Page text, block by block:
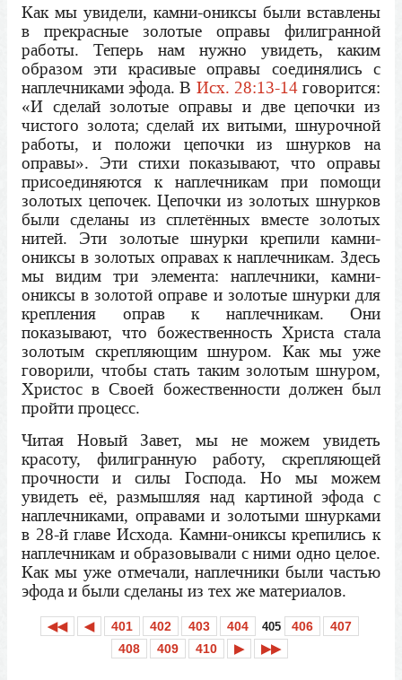
Как мы увидели, камни-ониксы были вставлены
в прекрасные золотые оправы филигранной
работы. Теперь нам нужно увидеть, каким
образом эти красивые оправы соединялись с
наплечниками эфода. В Исх. 28:13-14говорится:
«И сделай золотые оправы и две цепочки из
чистого золота; сделай их витыми, шнурочной
работы, и положи цепочки из шнурков на
оправы». Эти стихи показывают, что оправы
присоединяются к наплечникам при помощи
золотых цепочек. Цепочки из золотых шнурков
были сделаны из сплетённых вместе золотых
нитей. Эти золотые шнурки крепили камни-
ониксы в золотых оправах к наплечникам. Здесь
мы видим три элемента: наплечники, камни-
ониксы в золотой оправе и золотые шнурки для
крепления оправ к наплечникам. Они
показывают, что божественность Христа стала
золотым скрепляющим шнуром. Как мы уже
говорили, чтобы стать таким золотым шнуром,
Христос в Своей божественности должен был
пройти процесс.
Читая Новый Завет, мы не можем увидеть
красоту, филигранную работу, скрепляющей
прочности и силы Господа. Но мы можем
увидеть её, размышляя над картиной эфода с
наплечниками, оправами и золотыми шнурками
в 28-й главе Исхода. Камни-ониксы крепились к
наплечникам и образовывали с ними одно целое.
Как мы уже отмечали, наплечники были частью
эфода и были сделаны из тех же материалов.
◀◀ ◀ 401 402 403 404 405 406
407
408
409 410 ▶ ▶▶